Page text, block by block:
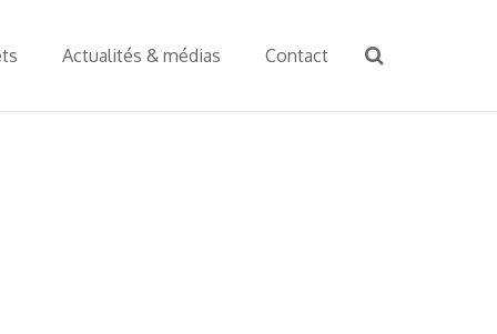
Actualités & médias Contact